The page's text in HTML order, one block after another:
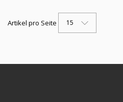
Artikel pro Seite 15